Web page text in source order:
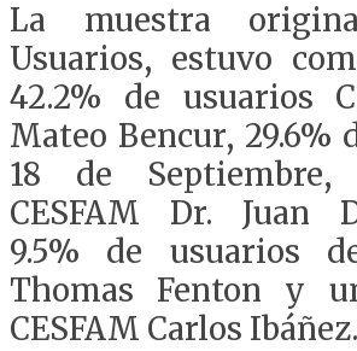
La muestra
Usuarios, estuvo
42.2% de usuarios
Mateo Bencur, 29.6%
18 de Septiembre,
CESFAM Dr. Juan
9.5% de usuarios
Thomas Fenton y
CESFAM Carlos Ibáñez.